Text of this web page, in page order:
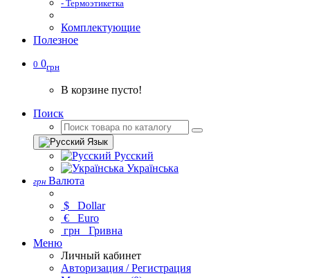
- Термоэтикетка
Комплектующие
Полезное
0 0грн
В корзине пусто!
Поиск
Язык
Русский
Українська
грн Валюта
$ Dollar
€ Euro
грн Гривна
Меню
Личный кабинет
Авторизация / Регистрация